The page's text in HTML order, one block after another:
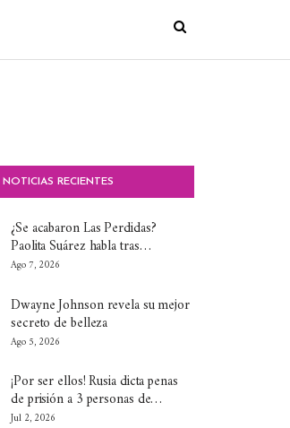
NOTICIAS RECIENTES
¿Se acabaron Las Perdidas?
Paolita Suárez habla tras…
Ago 7, 2026
Dwayne Johnson revela su mejor
secreto de belleza
Ago 5, 2026
¡Por ser ellos! Rusia dicta penas
de prisión a 3 personas de…
Jul 2, 2026